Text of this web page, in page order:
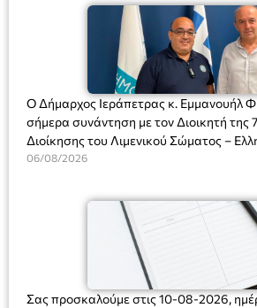
Ο Δήμαρχος Ιεράπετρας κ. Εμμανουήλ
σήμερα συνάντηση με τον Διοικητή της
Διοίκησης του Λιμενικού Σώματος –
Ακτοφυλακής (Λ.Σ.-ΕΛ.ΑΚΤ.),
06/08/2026
Σας προσκαλούμε στις 10-08-2026,